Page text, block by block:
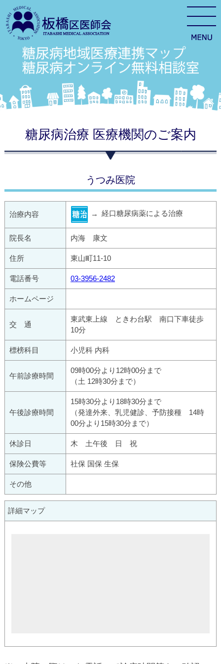
糖尿病治療 医療機関のご案内
うつみ医院
治療内容 経口糖尿病薬による治療
院長名 内海 康文
住所 東山町11-10
電話番号 03-3956-2482
ホームページ
交 通
東武東上線 ときわ台駅 南口下車徒歩
10分
標榜科目 小児科 内科
午前診療時間
09時00分より12時00分まで
（土 12時30分まで）
午後診療時間
15時30分より18時30分まで
（発達外来、乳児健診、予防接種 14時
00分より15時30分まで）
休診日 木 土午後 日 祝
保険公費等 社保 国保 生保
その他
詳細マップ